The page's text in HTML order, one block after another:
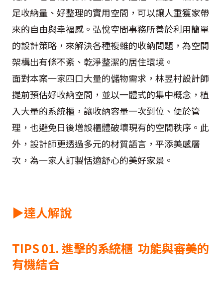
足收納量、好整理的實用空間，可以讓人重獲家帶
來的自由與幸福感。弘悅空間事務所善於利用簡單
的設計策略，來解決各種複雜的收納問題，為空間
架構出有條不紊、乾淨整潔的居住環境。
面對本案一家四口大量的儲物需求，林昱村設計師
提前預估好收納空間，並以一體式的集中概念，植
入大量的系統櫃，讓收納容量一次到位、便於管
理，也避免日後增設櫃體破壞現有的空間秩序。此
外，設計師更透過多元的材質語言，平添美感層
次，為一家人訂製恬適舒心的美好家景。
▶達人解說
TIPS 01. 進擊的系統櫃 功能與審美的
有機結合